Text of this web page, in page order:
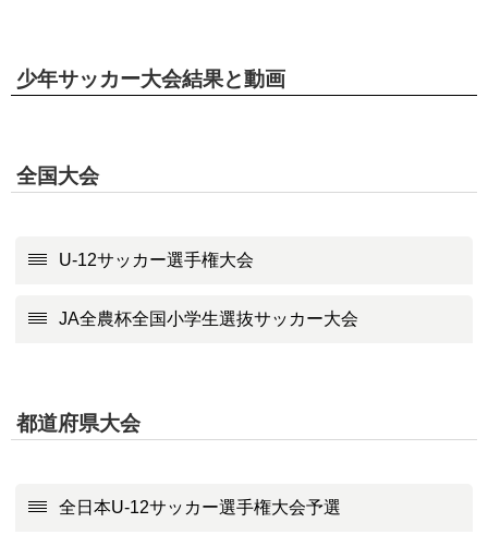
少年サッカー大会結果と動画
全国大会
U-12サッカー選手権大会
JA全農杯全国小学生選抜サッカー大会
都道府県大会
全日本U-12サッカー選手権大会予選